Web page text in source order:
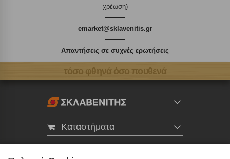
χρέωση)
emarket@sklavenitis.gr
Απαντήσεις σε συχνές ερωτήσεις
τόσο φθηνά όσο πουθενά
Καταστήματα